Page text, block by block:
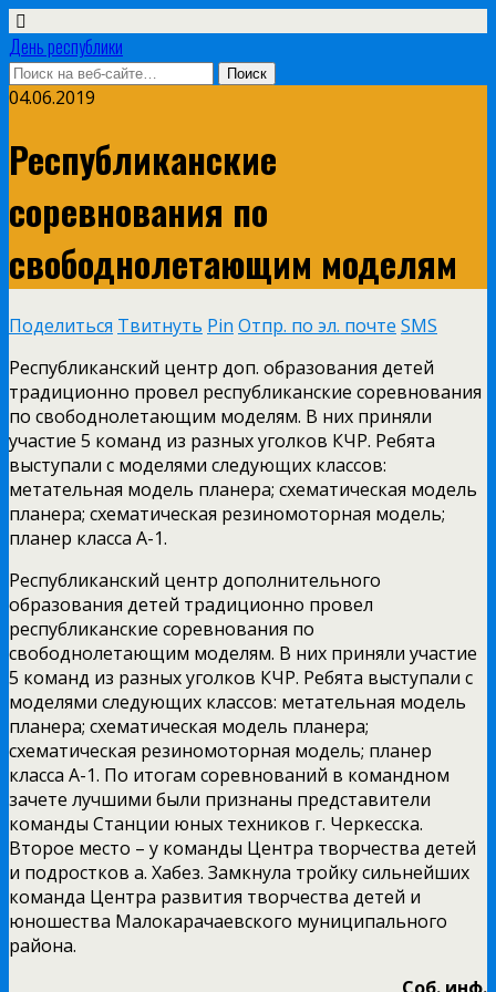
День республики
04.06.2019
Республиканские
соревнования по
свободнолетающим моделям
Поделиться Твитнуть Pin Отпр. по эл. почте SMS
Республиканский центр доп. образования детей
традиционно провел республиканские соревнования
по свободнолетающим моделям. В них приняли
участие 5 команд из разных уголков КЧР. Ребята
выступали с моделями следующих классов:
метательная модель планера; схематическая модель
планера; схематическая резиномоторная модель;
планер класса А-1.
Республиканский центр дополнительного
образования детей традиционно провел
республиканские соревнования по
свободнолетающим моделям. В них приняли участие
5 команд из разных уголков КЧР. Ребята выступали с
моделями следующих классов: метательная модель
планера; схематическая модель планера;
схематическая резиномоторная модель; планер
класса А-1. По итогам соревнований в командном
зачете лучшими были признаны представители
команды Станции юных техников г. Черкесска.
Второе место – у команды Центра творчества детей
и подростков а. Хабез. Замкнула тройку сильнейших
команда Центра развития творчества детей и
юношества Малокарачаевского муниципального
района.